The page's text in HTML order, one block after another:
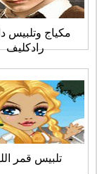
مكياج وتلبيس
رادكليف
تلبيس قمر